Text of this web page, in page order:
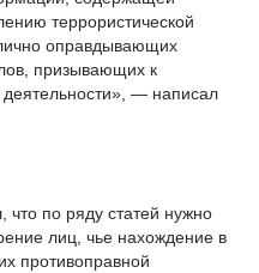
террористической
оправдывающих
призывающих к
— написал
по ряду статей нужно
лиц, чье нахождение в
противоправной